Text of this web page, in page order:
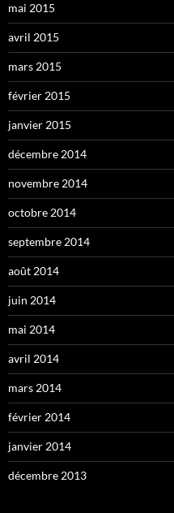
mai 2015
avril 2015
mars 2015
février 2015
janvier 2015
décembre 2014
novembre 2014
octobre 2014
septembre 2014
août 2014
juin 2014
mai 2014
avril 2014
mars 2014
février 2014
janvier 2014
décembre 2013